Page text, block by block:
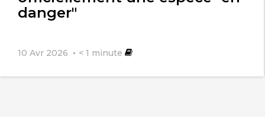
danger"
10 Avr 2026 < 1 minute